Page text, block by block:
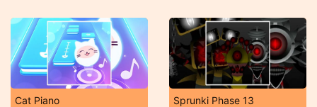
Cat Piano Sprunki Phase 13